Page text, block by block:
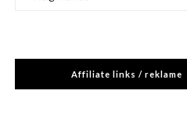
Affiliate links / reklame